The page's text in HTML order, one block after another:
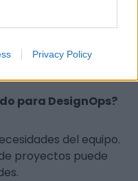
Privacy Policy
puedas ser un
para DesignOps?
del equipo.
proyectos puede